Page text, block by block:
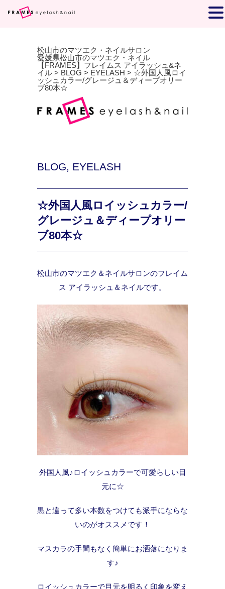
松山市のマツエク・ネイルサロン
愛媛県松山市のマツエク・ネイル
【FRAMES】フレイムス アイラッシュ&ネ
イル > BLOG > EYELASH > ☆外国人風ロイ
ッシュカラー/グレージュ＆ディープオリー
ブ80本☆
BLOG, EYELASH
☆外国人風ロイッシュカラー/
グレージュ＆ディープオリー
ブ80本☆
松山市のマツエク＆ネイルサロンのフレイム
ス アイラッシュ＆ネイルです。
外国人風♪ロイッシュカラーで可愛らしい目
元に☆
黒と違って多い本数をつけても派手にならな
いのがオススメです！
マスカラの手間もなく簡単にお洒落になりま
す♪
ロイッシュカラーで目元を明るく印象を変え